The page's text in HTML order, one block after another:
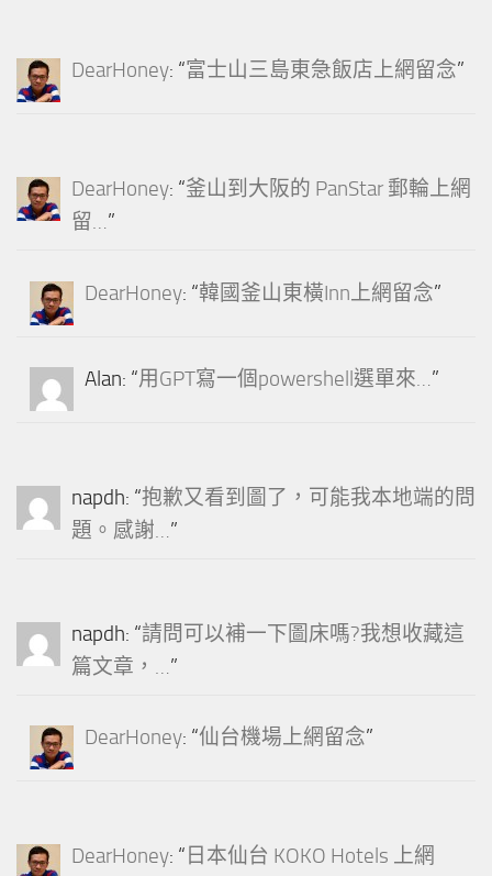
DearHoney: “富士山三島東急飯店上網留念”
DearHoney: “釜山到大阪的 PanStar 郵輪上網
留…”
DearHoney: “韓國釜山東橫Inn上網留念”
Alan: “用GPT寫一個powershell選單來…”
napdh: “抱歉又看到圖了，可能我本地端的問
題。感謝…”
napdh: “請問可以補一下圖床嗎?我想收藏這
篇文章，…”
DearHoney: “仙台機場上網留念”
DearHoney: “ 日本仙台 KOKO Hotels 上網